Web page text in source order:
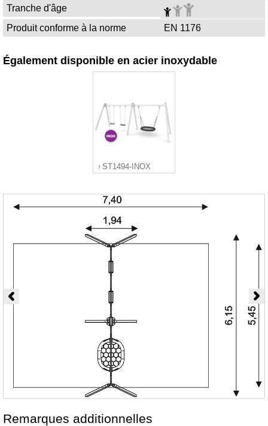
Tranche d'âge
Produit conforme à la norme
EN 1176
Également disponible en acier inoxydable
ST1494-INOX
Remarques additionnelles